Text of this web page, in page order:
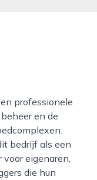
en de
bedrijf als een
eigenaren,
die hun